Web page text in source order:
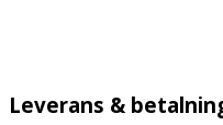
Leverans &